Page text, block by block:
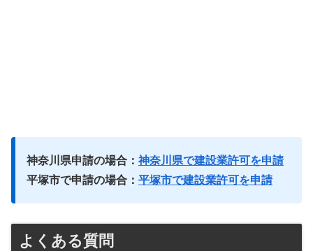
神奈川県申請の場合： 神奈川県で建設業許可を申請
平塚市で申請の場合： 平塚市で建設業許可を申請
よくある質問